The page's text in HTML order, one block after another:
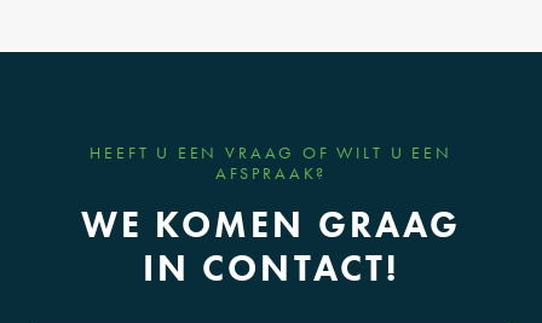
HEEFT U EEN VRAAG OF WILT U EEN
AFSPRAAK?
WE KOMEN GRAAG
IN CONTACT!